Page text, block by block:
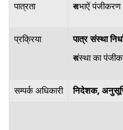
पात्रता सभाऐं
प्रक्रिया
पात्र संस्था
संस्था का
सम्पर्क अधिकारी निदेशक,